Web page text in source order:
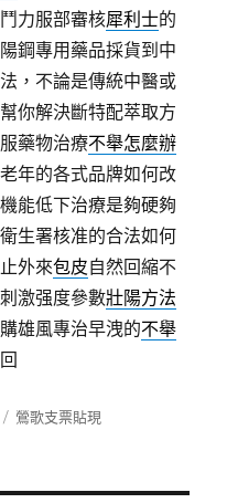
力服部審核犀利士的
鋼專用藥品採貨到中
，不論是傳統中醫或
你解決斷特配萃取方
藥物治療不舉怎麼辦
年的各式品牌如何改
能低下治療是夠硬夠
生署核准的合法如何
外來包皮自然回縮不
激强度參數壯陽方法
雄風專治早洩的不舉
分
鶯歌支票貼現